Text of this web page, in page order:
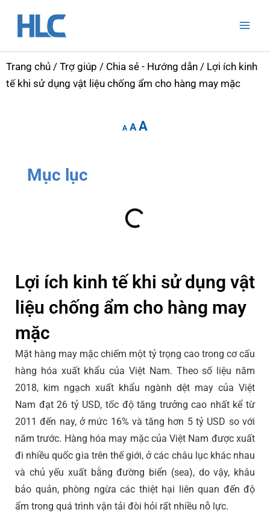
Trang chủ / Trợ giúp / Chia sẻ - Hướng dẫn / Lợi ích kinh
tế khi sử dụng vật liệu chống ẩm cho hàng may mặc
Afont
Afont
Afont
Mục lục
Lợi ích kinh tế khi sử dụng vật
liệu chống ẩm cho hàng may
mặc
Mặt hàng may mặc chiếm một tỷ trọng cao trong cơ cấu
hàng hóa xuất khẩu của Việt Nam. Theo số liệu năm
2018, kim ngạch xuất khẩu ngành dệt may của Việt
Nam đạt 26 tỷ USD, tốc độ tăng trưởng cao nhất kể từ
2011 đến nay, ở mức 16% và tăng hơn 5 tỷ USD so với
năm trước. Hàng hóa may mặc của Việt Nam được xuất
đi nhiều quốc gia trên thế giới, ở các châu lục khác nhau
và chủ yếu xuất bằng đường biển (sea), do vậy, khâu
bảo quản, phòng ngừa các thiệt hại liên quan đến độ
ẩm trong quá trình vận tải đòi hỏi rất nhiều nỗ lực.